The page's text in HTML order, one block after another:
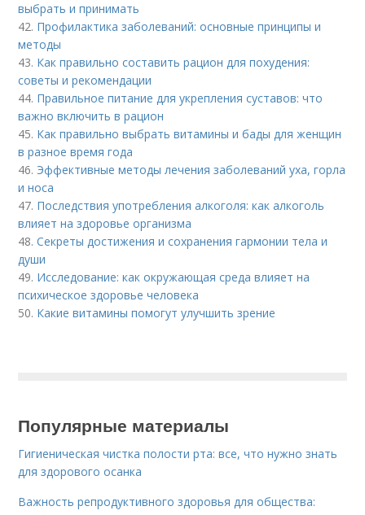
выбрать и принимать
42. Профилактика заболеваний: основные принципы и
методы
43. Как правильно составить рацион для похудения:
советы и рекомендации
44. Правильное питание для укрепления суставов: что
важно включить в рацион
45. Как правильно выбрать витамины и бады для женщин
в разное время года
46. Эффективные методы лечения заболеваний уха, горла
и носа
47. Последствия употребления алкоголя: как алкоголь
влияет на здоровье организма
48.Секреты достижения и сохранения гармонии тела и
души
49. Исследование: как окружающая среда влияет на
психическое здоровье человека
50. Какие витамины помогут улучшить зрение
Популярные материалы
Гигиеническая чистка полости рта: все, что нужно знать
для здорового осанка
Важность репродуктивного здоровья для общества: